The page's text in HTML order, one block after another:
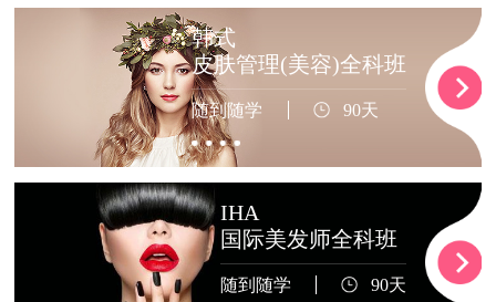
韩式
皮肤管理(美容)全科班
随到随学 90天
IHA
国际美发师全科班
随到随学 90天